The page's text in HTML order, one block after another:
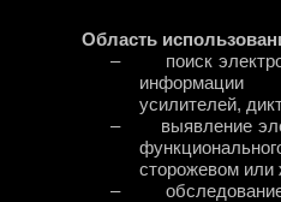
Область
–
поиск
информации
усилителей,
–
выявление
сторожевом
–